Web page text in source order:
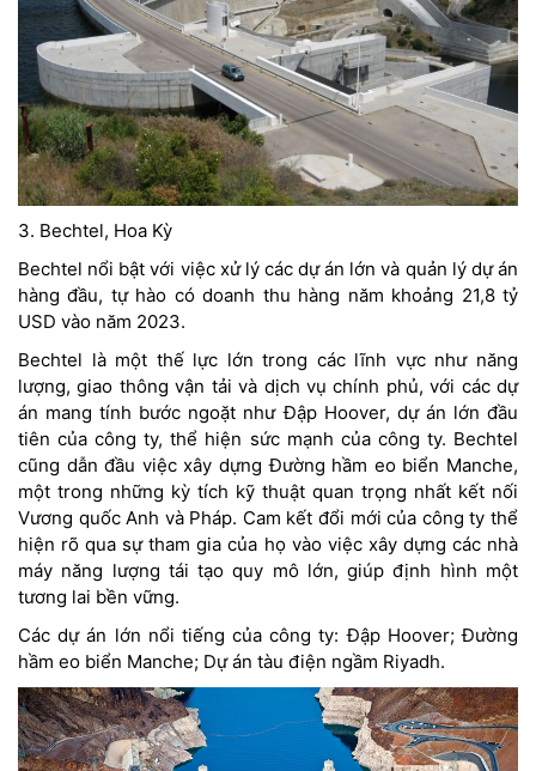
3. Bechtel, Hoa Kỳ
Bechtel nổi bật với việc xử lý các dự án lớn và quản lý dự án
hàng đầu, tự hào có doanh thu hàng năm khoảng 21,8 tỷ
USD vào năm 2023.
Bechtel là một thế lực lớn trong các lĩnh vực như năng
lượng, giao thông vận tải và dịch vụ chính phủ, với các dự
án mang tính bước ngoặt như Đập Hoover, dự án lớn đầu
tiên của công ty, thể hiện sức mạnh của công ty. Bechtel
cũng dẫn đầu việc xây dựng Đường hầm eo biển Manche,
một trong những kỳ tích kỹ thuật quan trọng nhất kết nối
Vương quốc Anh và Pháp. Cam kết đổi mới của công ty thể
hiện rõ qua sự tham gia của họ vào việc xây dựng các nhà
máy năng lượng tái tạo quy mô lớn, giúp định hình một
tương lai bền vững.
Các dự án lớn nổi tiếng của công ty: Đập Hoover; Đường
hầm eo biển Manche; Dự án tàu điện ngầm Riyadh.